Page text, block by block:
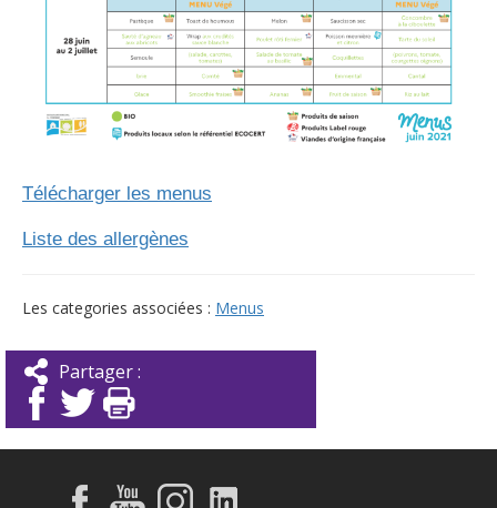
Télécharger les menus
Liste des allergènes
Les categories associées : Menus
Partager :